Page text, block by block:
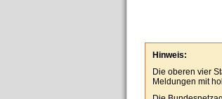
Hinweis:
Die oberen vier
Meldungen mit